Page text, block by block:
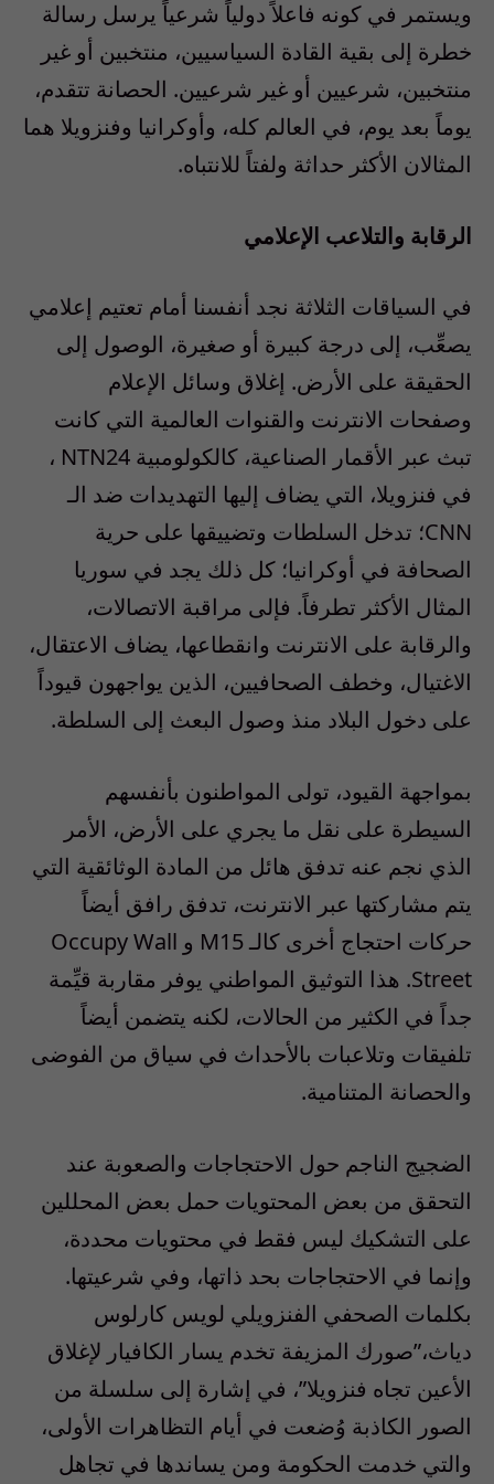
ويستمر في كونه فاعلاً دولياً شرعياً يرسل رسالة
خطرة إلى بقية القادة السياسيين، منتخبين أو غير
منتخبين، شرعيين أو غير شرعيين. الحصانة تتقدم،
يوماً بعد يوم، في العالم كله، وأوكرانيا وفنزويلا هما
المثالان الأكثر حداثة ولفتاً للانتباه.
الرقابة والتلاعب الإعلامي
في السياقات الثلاثة نجد أنفسنا أمام تعتيم إعلامي
يصعِّب، إلى درجة كبيرة أو صغيرة، الوصول إلى
الحقيقة على الأرض. إغلاق وسائل الإعلام
وصفحات الانترنت والقنوات العالمية التي كانت
تبث عبر الأقمار الصناعية، كالكولومبية NTN24 ،
في فنزويلا، التي يضاف إليها التهديدات ضد الـ
CNN؛ تدخل السلطات وتضييقها على حرية
الصحافة في أوكرانيا؛ كل ذلك يجد في سوريا
المثال الأكثر تطرفاً. فإلى مراقبة الاتصالات،
والرقابة على الانترنت وانقطاعها، يضاف الاعتقال،
الاغتيال، وخطف الصحافيين، الذين يواجهون قيوداً
على دخول البلاد منذ وصول البعث إلى السلطة.
بمواجهة القيود، تولى المواطنون بأنفسهم
السيطرة على نقل ما يجري على الأرض، الأمر
الذي نجم عنه تدفق هائل من المادة الوثائقية التي
يتم مشاركتها عبر الانترنت، تدفق رافق أيضاً
حركات احتجاج أخرى كالـ M15 و Occupy Wall
Street. هذا التوثيق المواطني يوفر مقاربة قيِّمة
جداً في الكثير من الحالات، لكنه يتضمن أيضاً
تلفيقات وتلاعبات بالأحداث في سياق من الفوضى
والحصانة المتنامية.
الضجيج الناجم حول الاحتجاجات والصعوبة عند
التحقق من بعض المحتويات حمل بعض المحللين
على التشكيك ليس فقط في محتويات محددة،
وإنما في الاحتجاجات بحد ذاتها، وفي شرعيتها.
بكلمات الصحفي الفنزويلي لويس كارلوس
دياث،”صورك المزيفة تخدم يسار الكافيار لإغلاق
الأعين تجاه فنزويلا”، في إشارة إلى سلسلة من
الصور الكاذبة وُضعت في أيام التظاهرات الأولى،
والتي خدمت الحكومة ومن يساندها في تجاهل